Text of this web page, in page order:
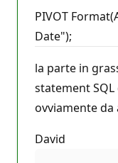
PIVOT
Date");
la parte in
statement
ovviamente da
David